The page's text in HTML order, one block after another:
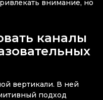
внимание, но
каналы
вертикали. В ней
подход